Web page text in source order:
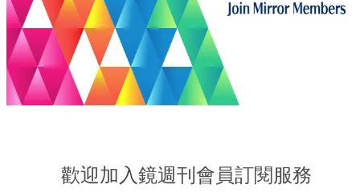
歡迎加入鏡週刊會員訂閱服務